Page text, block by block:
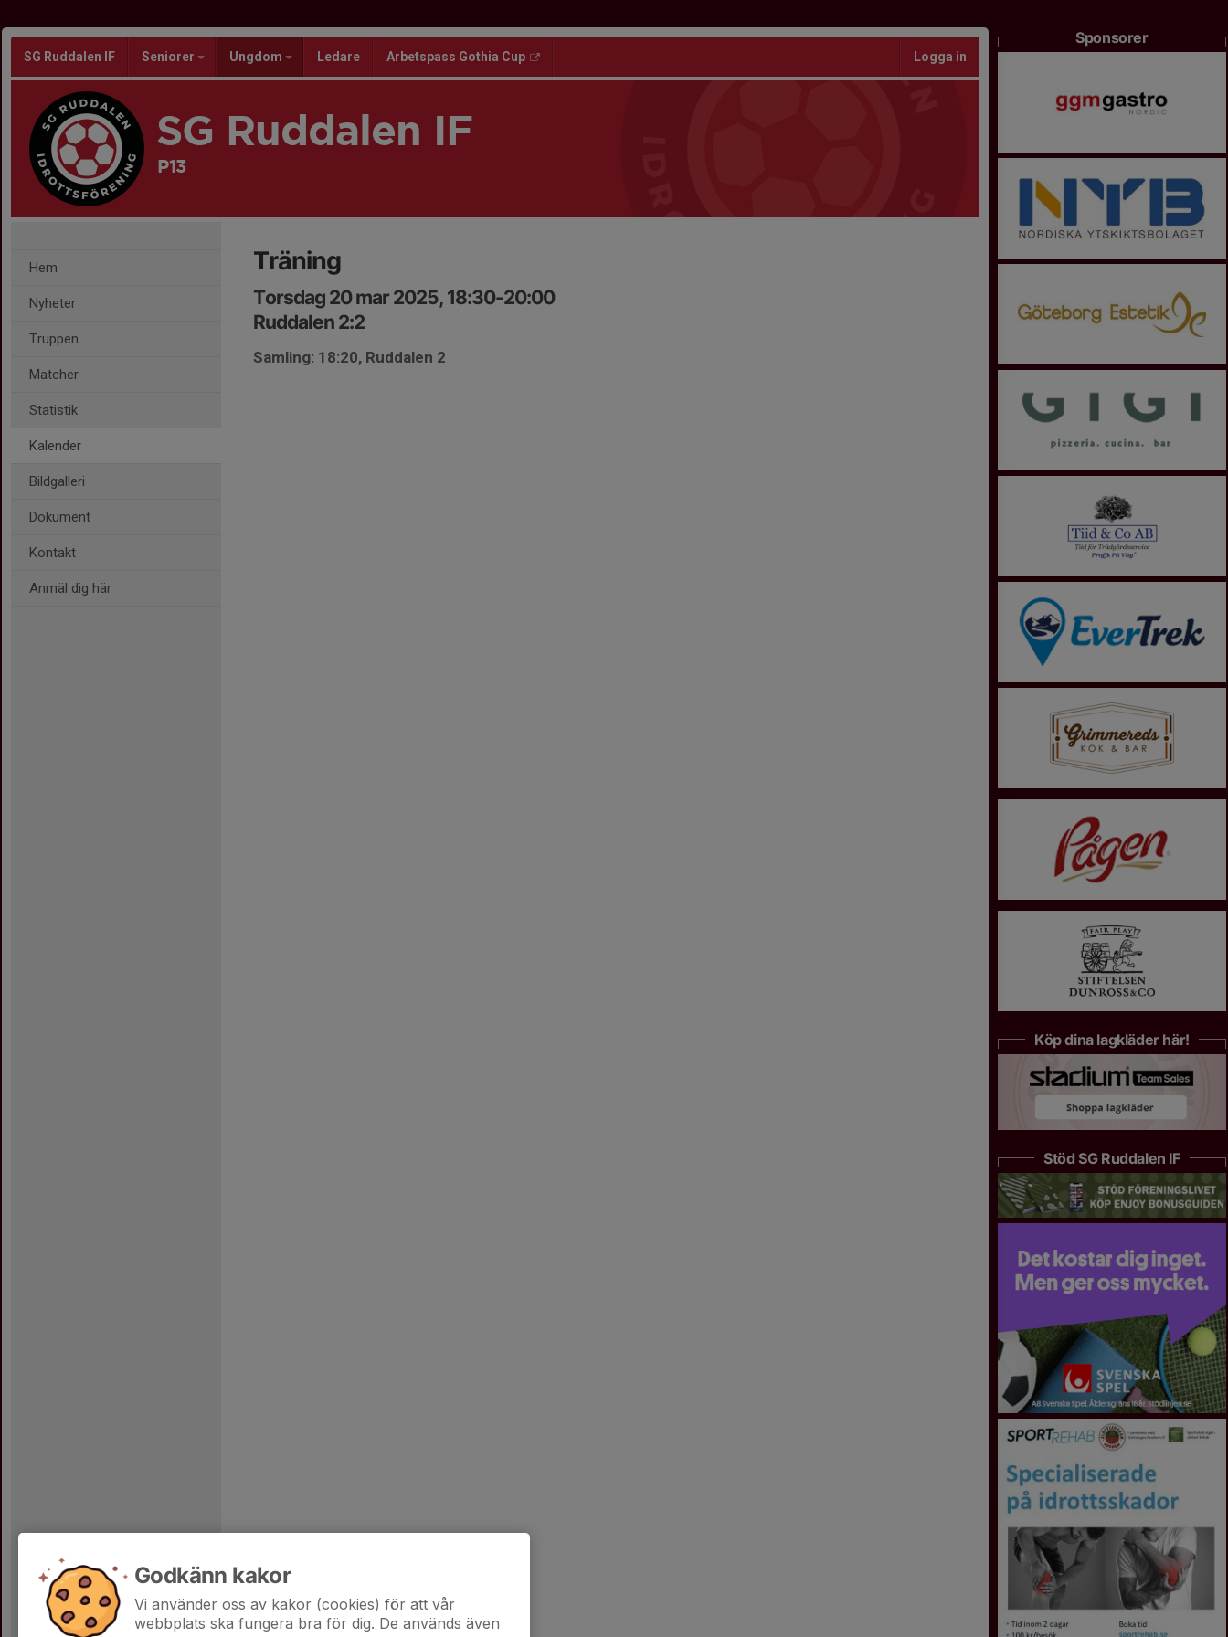
SG Ruddalen IF Seniorer Ungdom Ledare Arbetspass Gothia Cup Logga in
SG Ruddalen IF
P13
Hem
Nyheter
Truppen
Matcher
Statistik
Kalender
Bildgalleri
Dokument
Kontakt
Anmäl dig här
Träning
Torsdag 20 mar 2025, 18:30-20:00
Ruddalen 2:2
Samling: 18:20, Ruddalen 2
Sponsorer
Köp dina lagkläder här!
Stöd SG Ruddalen IF
Godkänn kakor
Vi använder oss av kakor (cookies) för att vår
webbplats ska fungera bra för dig. De används även